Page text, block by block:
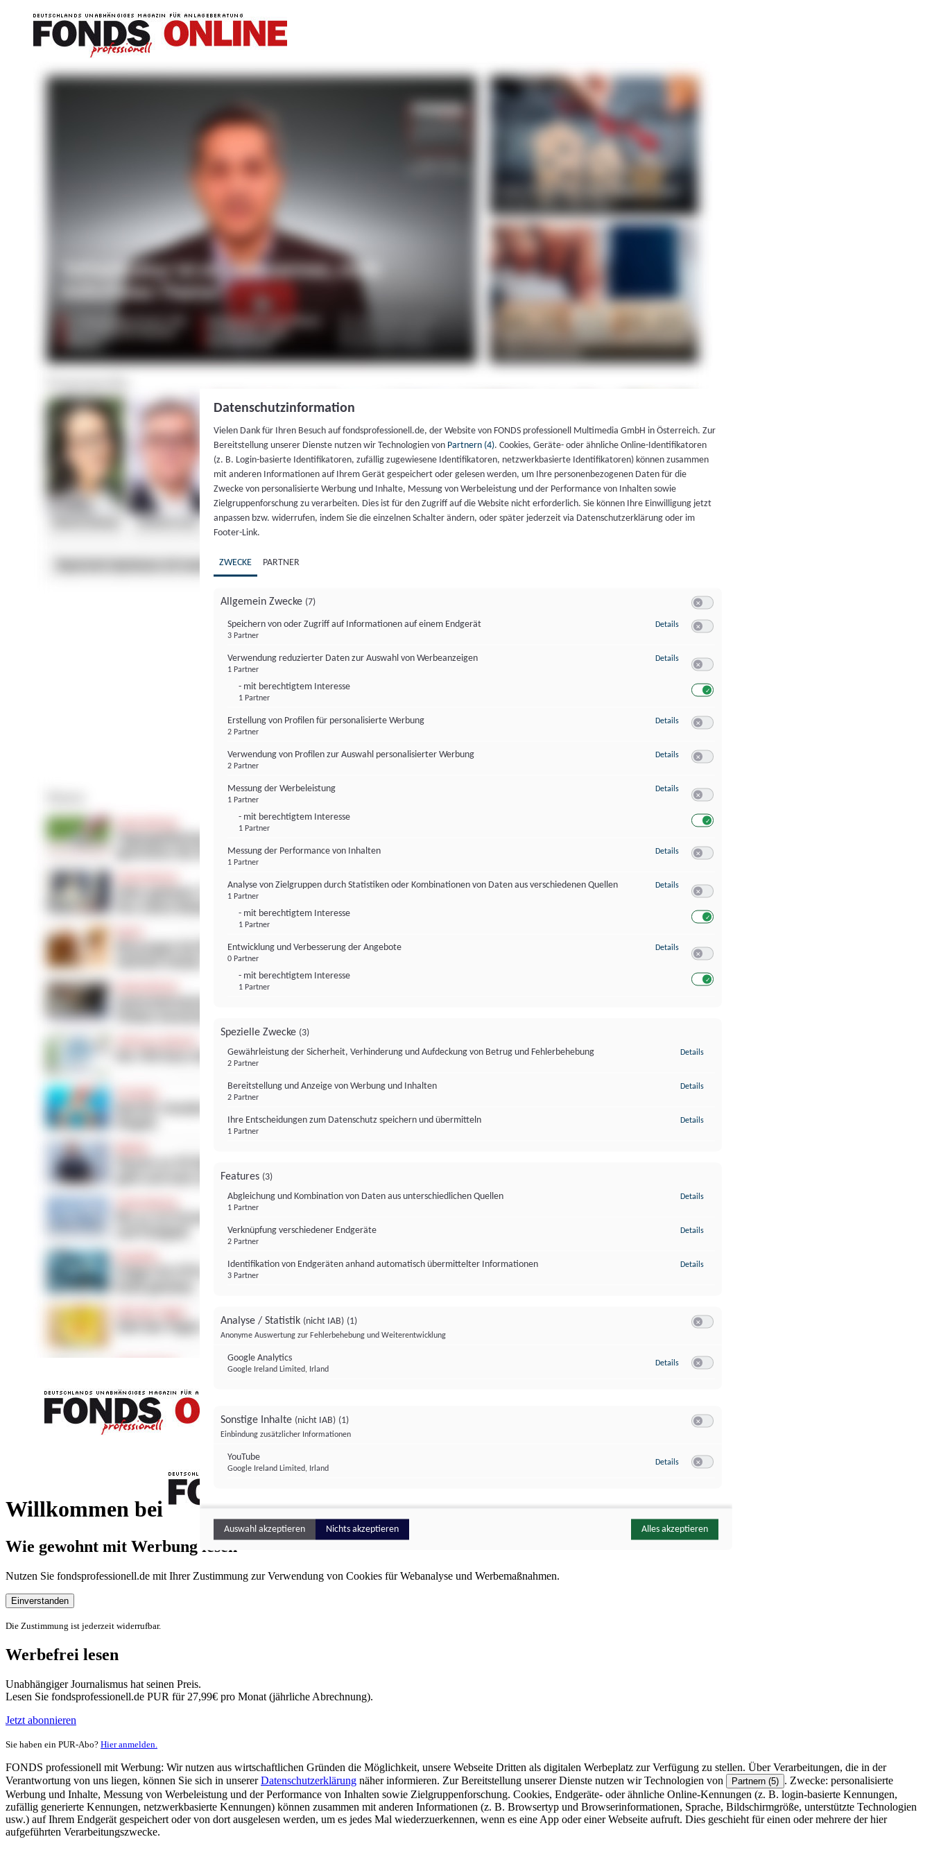
Willkommen bei
FONDS professionell
Wie gewohnt mit Werbung lesen
Nutzen Sie fondsprofessionell.de mit Ihrer Zustimmung zur Verwendung von Cookies für Webanalyse und Werbemaßnahmen.
Einverstanden
Die Zustimmung ist jederzeit widerrufbar.
Werbefrei lesen
Unabhängiger Journalismus hat seinen Preis.
Lesen Sie fondsprofessionell.de PUR für 27,99€ pro Monat (jährliche Abrechnung).
Jetzt abonnieren
Sie haben ein PUR-Abo? Hier anmelden.
FONDS professionell mit Werbung: Wir nutzen aus wirtschaftlichen Gründen die Möglichkeit, unsere Webseite Dritten als digitalen Werbeplatz zur Verfügung zu stellen. Über Verarbeitungen, die in der
Verantwortung von uns liegen, können Sie sich in unsererDatenschutzerklärung näher informieren. Zur Bereitstellung unserer Dienste nutzen wir Technologien von Partnern (5) . Zwecke: personalisierte
Werbung und Inhalte, Messung von Werbeleistung und der Performance von Inhalten sowie Zielgruppenforschung. Cookies, Endgeräte- oder ähnliche Online-Kennungen (z. B. login-basierte Kennungen,
zufällig generierte Kennungen, netzwerkbasierte Kennungen) können zusammen mit anderen Informationen (z. B. Browsertyp und Browserinformationen, Sprache, Bildschirmgröße, unterstützte Technologien
usw.) auf Ihrem Endgerät gespeichert oder von dort ausgelesen werden, um es jedes Mal wiederzuerkennen, wenn es eine App oder einer Webseite aufruft. Dies geschieht für einen oder mehrere der hier
aufgeführten Verarbeitungszwecke.
Datenschutzinformation
Vielen Dank für Ihren Besuch auf fondsprofessionell.de, der Website von FONDS professionell Multimedia GmbH in Österreich. Zur
Bereitstellung unserer Dienste nutzen wir Technologien von Partnern (4). Cookies, Geräte- oder ähnliche Online-Identifikatoren
(z. B. Login-basierte Identifikatoren, zufällig zugewiesene Identifikatoren, netzwerkbasierte Identifikatoren) können zusammen
mit anderen Informationen auf Ihrem Gerät gespeichert oder gelesen werden, um Ihre personenbezogenen Daten für die
Zwecke von personalisierte Werbung und Inhalte, Messung von Werbeleistung und der Performance von Inhalten sowie
Zielgruppenforschung zu verarbeiten. Dies ist für den Zugriff auf die Website nicht erforderlich. Sie können Ihre Einwilligung jetzt
anpassen bzw. widerrufen, indem Sie die einzelnen Schalter ändern, oder später jederzeit via Datenschutzerklärung oder im
Footer-Link.
ZWECKE PARTNER
Allgemein Zwecke (7)
Speichern von oder Zugriff auf Informationen auf einem Endgerät
3 Partner
Details zu Speichern von oder Zugriff auf Informationen auf einem Endgerät
Verwendung reduzierter Daten zur Auswahl von Werbeanzeigen
1 Partner
- mit berechtigtem Interesse
1 Partner
Details zu Verwendung reduzierter Daten zur Auswahl von Werbeanzeigen
Erstellung von Profilen für personalisierte Werbung
2 Partner
Details zu Erstellung von Profilen für personalisierte Werbung
Verwendung von Profilen zur Auswahl personalisierter Werbung
2 Partner
Details zu Verwendung von Profilen zur Auswahl personalisierter Werbung
Messung der Werbeleistung
1 Partner
- mit berechtigtem Interesse
1 Partner
Details zu Messung der Werbeleistung
Messung der Performance von Inhalten
1 Partner
Details zu Messung der Performance von Inhalten
Analyse von Zielgruppen durch Statistiken oder Kombinationen von Daten aus verschiedenen Quellen
1 Partner
- mit berechtigtem Interesse
1 Partner
Details zu Analyse von Zielgruppen durch Statistiken oder Kombinationen von
Entwicklung und Verbesserung der Angebote
0 Partner
- mit berechtigtem Interesse
1 Partner
Details zu Entwicklung und Verbesserung der Angebote
Spezielle Zwecke (3)
Gewährleistung der Sicherheit, Verhinderung und Aufdeckung von Betrug und Fehlerbehebung
2 Partner
Details
Bereitstellung und Anzeige von Werbung und Inhalten
2 Partner
Details
Ihre Entscheidungen zum Datenschutz speichern und übermitteln
1 Partner
Details
Features (3)
Abgleichung und Kombination von Daten aus unterschiedlichen Quellen
1 Partner
Details
Verknüpfung verschiedener Endgeräte
2 Partner
Details
Identifikation von Endgeräten anhand automatisch übermittelter Informationen
3 Partner
Details
Analyse / Statistik (nicht IAB) (1)
Anonyme Auswertung zur Fehlerbehebung und Weiterentwicklung
Google Analytics
Google Ireland Limited, Irland
Details zu Google Analytics
Sonstige Inhalte (nicht IAB) (1)
Einbindung zusätzlicher Informationen
YouTube
Google Ireland Limited, Irland
Details zu YouTube
Auswahl akzeptieren Nichts akzeptieren Alles akzeptieren